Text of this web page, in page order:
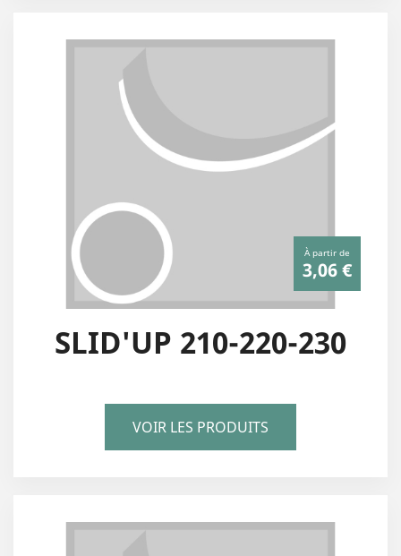
À partir de
3,06 €
SLID'UP 210-220-230
VOIR LES PRODUITS